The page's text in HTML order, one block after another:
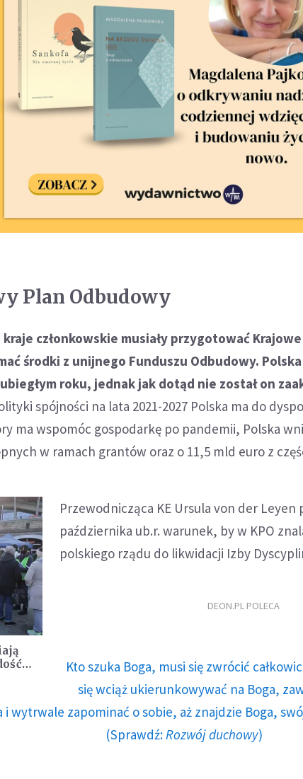
Plan Odbudowy
członkowskie musiały przygotować
środki z unijnego Funduszu Odbudowy.
roku, jednak jak dotąd nie został on
spójności na lata 2021-2027 Polska ma do
ma wspomóc gospodarkę po pandemii, Polska
w ramach grantów oraz o 11,5 mld euro z
Przewodnicząca KE Ursula von der Leyen
października ub.r. warunek, by w KPO
polskiego rządu do likwidacji Izby
DEON.PL POLECA
Kto szuka Boga, musi się zwrócić
się wciąż ukierunkowywać na Boga,
i wytrwale zapominać o sobie, aż znajdzie Boga,
(Sprawdź: Rozwój duchowy)